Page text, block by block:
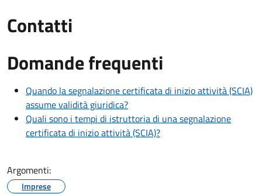
Contatti
Domande frequenti
Quando la segnalazione certificata di inizio attività (SCIA)
assume validità giuridica?
Quali sono i tempi di istruttoria di una segnalazione
certificata di inizio attività (SCIA)?
Argomenti:
Imprese